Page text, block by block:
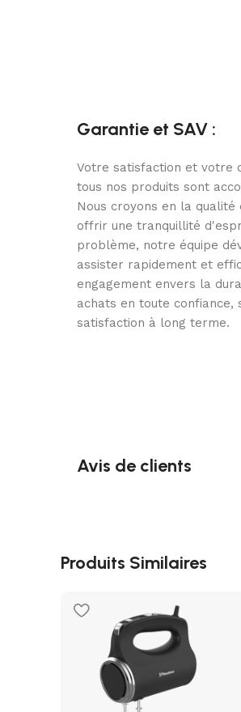
Garantie et SAV :
Votre satisfaction et votre
tous nos produits sont
Nous croyons en la
offrir une tranquillité
problème, notre équipe
assister rapidement et
engagement envers la
achats en toute
satisfaction à long terme.
Avis de clients
Produits Similaires